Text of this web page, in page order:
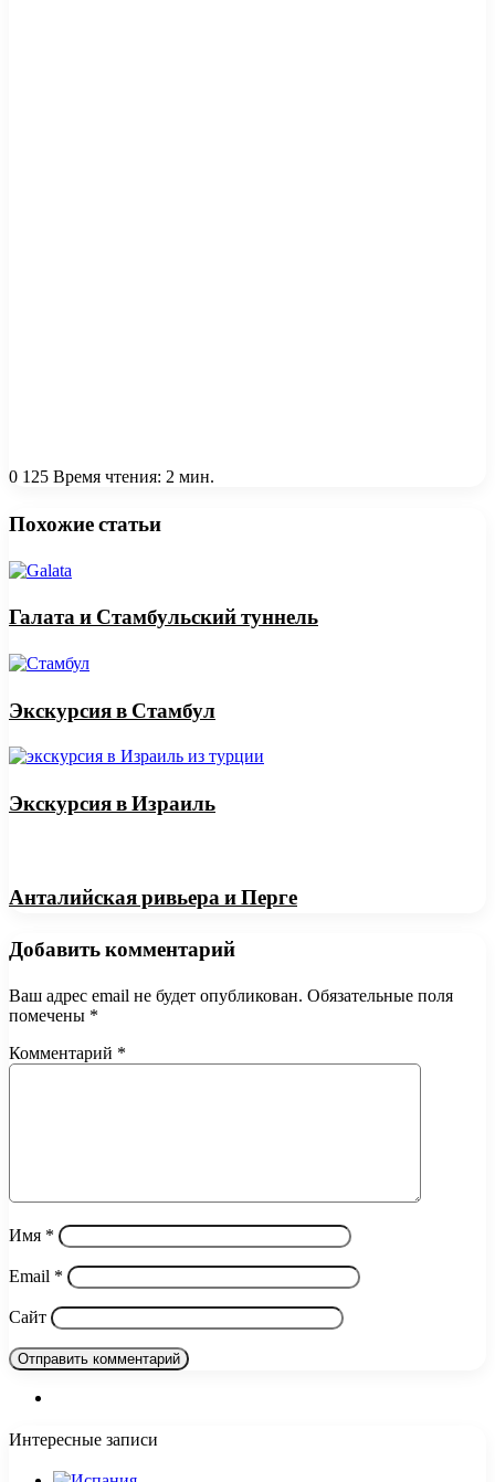
0 125 Время чтения: 2 мин.
Похожие статьи
Галата и Стамбульский туннель
Экскурсия в Стамбул
Экскурсия в Израиль
Анталийская ривьера и Перге
Добавить комментарий
Ваш адрес email не будет опубликован. Обязательные поля
помечены *
Комментарий *
Имя *
Email *
Сайт
Интересные записи